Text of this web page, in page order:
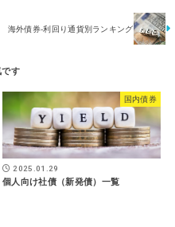
海外債券-利回り通貨別ランキング
国内債券
2025.01.29
個人向け社債（新発債）一覧